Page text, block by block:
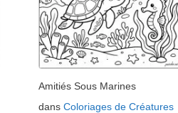
Amitiés Sous Marines
dans Coloriages de Créatures